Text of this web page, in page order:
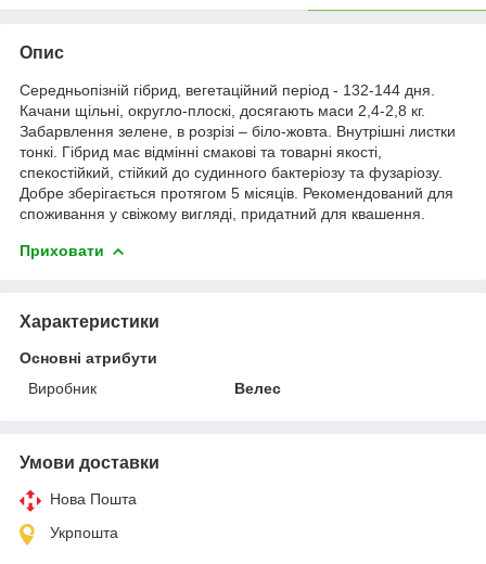
Опис
Середньопізній гібрид, вегетаційний період - 132-144 дня.
Качани щільні, округло-плоскі, досягають маси 2,4-2,8 кг.
Забарвлення зелене, в розрізі – біло-жовта. Внутрішні листки
тонкі. Гібрид має відмінні смакові та товарні якості,
спекостійкий, стійкий до судинного бактеріозу та фузаріозу.
Добре зберігається протягом 5 місяців. Рекомендований для
споживання у свіжому вигляді, придатний для квашення.
Приховати
Характеристики
Основні атрибути
Виробник
Велес
Умови доставки
Нова Пошта
Укрпошта